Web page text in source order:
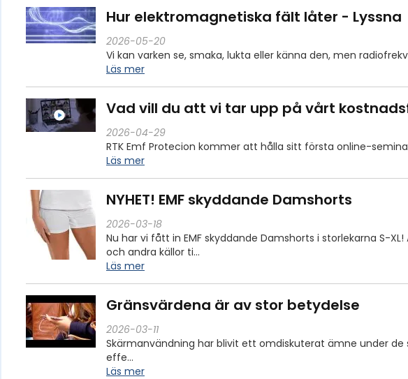
Hur elektromagnetiska fält låter - Lyssna
2026-05-20
Vi kan varken se, smaka, lukta eller känna den, men
Läs mer
Vad vill du att vi tar upp på vårt
2026-04-29
RTK Emf Protecion kommer att hålla sitt första online-
Läs mer
NYHET! EMF skyddande Damshorts
2026-03-18
Nu har vi fått in EMF skyddande Damshorts i storlekarna S-
och andra källor ti…
Läs mer
Gränsvärdena är av stor betydelse
2026-03-11
Skärmanvändning har blivit ett omdiskuterat ämne under
effe…
Läs mer